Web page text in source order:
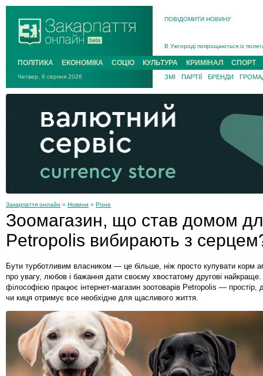
ПОВІДОМИТИ НОВИНУ
В Ужгороді попрощаються із
В Ужгороді 5 серпня
Підтвердили загибель
На війні з рф поліг військовий з
На Хустщині внаслідок ДТП за
Інструктора районного ТЦК на
ПОЛІТИКА ЕКОНОМІКА СОЦІО КУЛЬТУРА КРИМІНАЛ СПОРТ
Четвер, 6 серпня 2026 ЗМІ ПАРТІЇ БРЕНДИ
Закарпаття онлайн » Новини » Різне
Зоомагазин, що став домом
Petropolis вибирають з
Бути турботливим власником — це більше, ніж просто купувати корм
про увагу, любов і бажання дати своєму хвостатому другові
філософією працює інтернет-магазин зоотоварів Petropolis — простір,
чи киця отримує все необхідне для щасливого життя.